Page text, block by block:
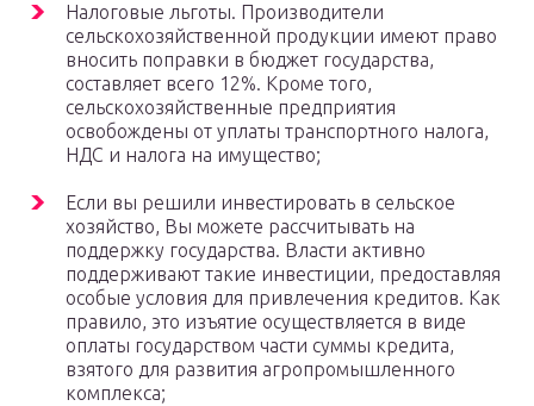
Налоговые льготы. Производители
сельскохозяйственной продукции имеют право
вносить поправки в бюджет государства,
составляет всего 12%. Кроме того,
сельскохозяйственные предприятия
освобождены от уплаты транспортного налога,
НДС и налога на имущество;
Если вы решили инвестировать в сельское
хозяйство, Вы можете рассчитывать на
поддержку государства. Власти активно
поддерживают такие инвестиции, предоставляя
особые условия для привлечения кредитов. Как
правило, это изъятие осуществляется в виде
оплаты государством части суммы кредита,
взятого для развития агропромышленного
комплекса;